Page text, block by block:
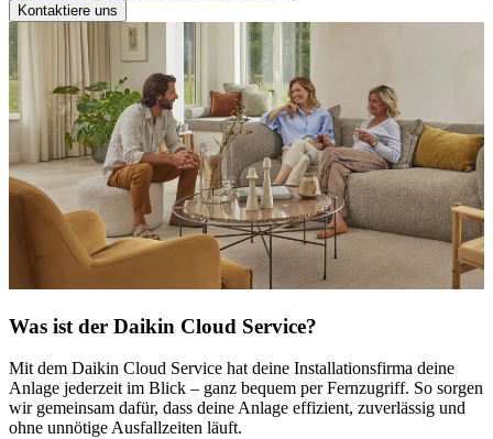
Kontaktiere uns
Was ist der Daikin Cloud Service?
Mit dem Daikin Cloud Service hat deine Installationsfirma deine
Anlage jederzeit im Blick – ganz bequem per Fernzugriff. So sorgen
wir gemeinsam dafür, dass deine Anlage effizient, zuverlässig und
ohne unnötige Ausfallzeiten läuft.